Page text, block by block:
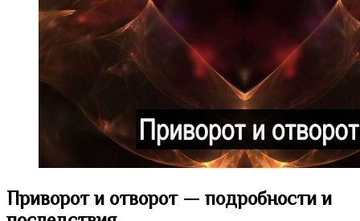
Приворот и отворот — подробности и